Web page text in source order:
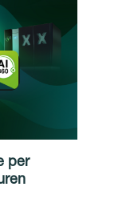
per